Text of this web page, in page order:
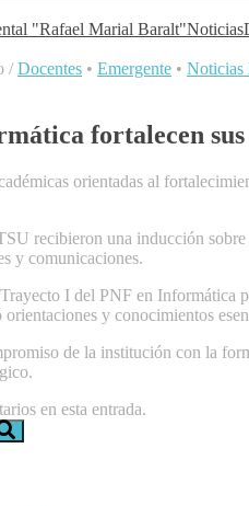
"Rafael Marial Baralt"Noticias
/ Docentes • Emergente • Noticias
fortalecen
orientadas al
recibieron una inducción
y comunicaciones.
I del PNF en
y conocimientos
de la institución con la
en esta entrada.